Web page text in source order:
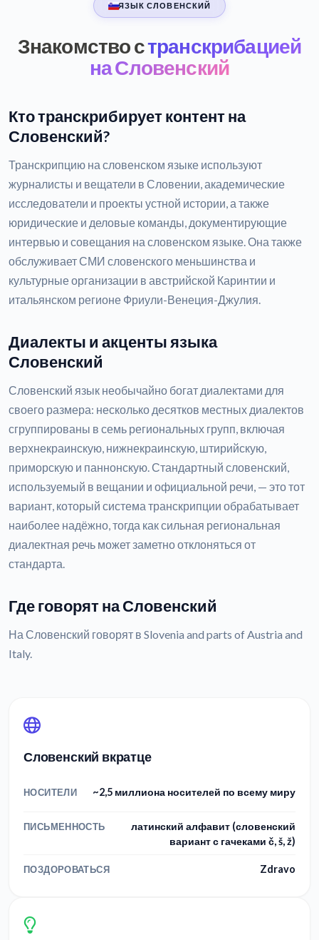
ЯЗЫК СЛОВЕНСКИЙ
Знакомство странскрибацией
на Словенский
Кто транскрибирует контент на
Словенский?
Транскрипцию на словенском языке используют
журналисты и вещатели в Словении, академические
исследователи и проекты устной истории, а также
юридические и деловые команды, документирующие
интервью и совещания на словенском языке. Она также
обслуживает СМИ словенского меньшинства и
культурные организации в австрийской Каринтии и
итальянском регионе Фриули-Венеция-Джулия.
Диалекты и акценты языка
Словенский
Словенский язык необычайно богат диалектами для
своего размера: несколько десятков местных диалектов
сгруппированы в семь региональных групп, включая
верхнекраинскую, нижнекраинскую, штирийскую,
приморскую и паннонскую. Стандартный словенский,
используемый в вещании и официальной речи, — это тот
вариант, который система транскрипции обрабатывает
наиболее надёжно, тогда как сильная региональная
диалектная речь может заметно отклоняться от
стандарта.
Где говорят на Словенский
На Словенский говорят в Slovenia and parts of Austria and
Italy.
Словенский вкратце
НОСИТЕЛИ ~2,5 миллиона носителей по всему миру
ПИСЬМЕННОСТЬ
латинский алфавит (словенский
вариант с гачеками č, š, ž)
ПОЗДОРОВАТЬСЯ Zdravo